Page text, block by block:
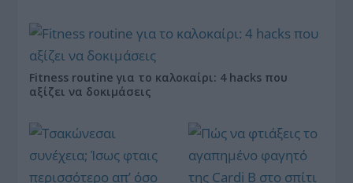
Fitness routine για το καλοκαίρι: 4 hacks που
αξίζει να δοκιμάσεις